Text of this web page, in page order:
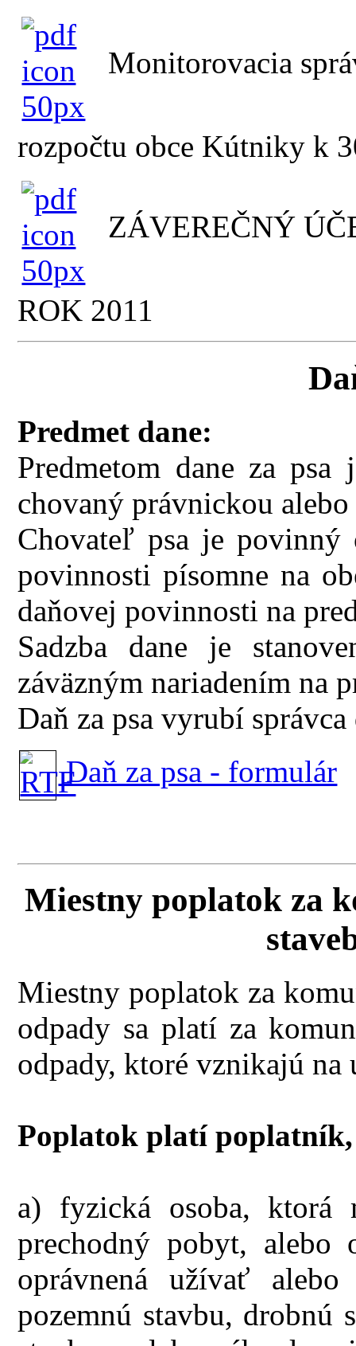
Monitorovacia
rozpočtu obce Kútniky k
ZÁVEREČNÝ
ROK 2011
Predmet dane:
Predmetom dane za psa
chovaný právnickou
Chovateľ psa je
povinnosti písomne na
daňovej povinnosti na
Sadzba dane je
záväzným nariadením na
Daň za psa vyrubí
Daň za psa - formulár
Miestny poplatok za
Miestny poplatok za
odpady sa platí za
odpady, ktoré vznikajú na
Poplatok platí
a) fyzická osoba,
prechodný pobyt, alebo
oprávnená užívať
pozemnú stavbu, drobnú